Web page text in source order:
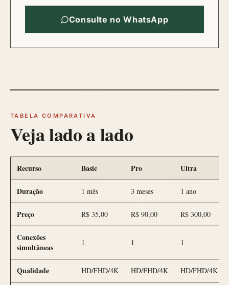
Consulte no WhatsApp
TABELA COMPARATIVA
Veja lado a lado
Recurso Basic Pro Ultra
Duração 1 mês 3 meses 1 ano
Preço R$ 35,00 R$ 90,00 R$ 300,00
Conexões
simultâneas
1 1 1
Qualidade HD/FHD/4K HD/FHD/4K HD/FHD/4K